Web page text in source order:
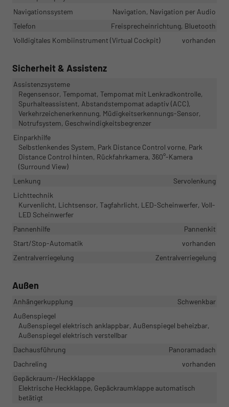
Navigationssystem
Navigation, Navigation per Audio
Telefon
Freisprecheinrichtung, Bluetooth
Volldigitales Kombiinstrument (Virtual Cockpit)
vorhanden
Sicherheit & Assistenz
Assistenzsysteme
Regensensor, Tempomat, Tempomat mit Lenkradkontrolle,
Spurhalteassistent, Abstandstempomat adaptiv (ACC),
Verkehrzeichenerkennung, Müdigkeitserkennungs-Sensor,
Notrufsystem, Geschwindigkeitsbegrenzer
Einparkhilfe
Selbstlenkendes System, Park Distance Control vorne, Park
Distance Control hinten, Rückfahrkamera, 360°-Kamera
(Surround View)
Lenkung
Servolenkung
Lichttechnik
Kurvenlicht, Lichtsensor, Tagfahrlicht, LED-Scheinwerfer, Voll-
LED Scheinwerfer
Pannenhilfe
Pannenkit
Start/Stop-Automatik
vorhanden
Zentralverriegelung
Zentralverriegelung
Außen
Anhängerkupplung
Schwenkbar
Außenspiegel
Außenspiegel elektrisch anklappbar, Außenspiegel beheizbar,
Außenspiegel elektrisch verstellbar
Dachausführung
Panoramadach
Dachreling
vorhanden
Gepäckraum-/Heckklappe
Elektrische Heckklappe, Gepäckraumklappe automatisch
betätigt